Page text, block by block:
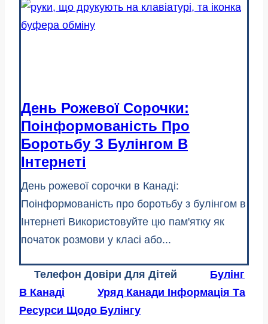
День Рожевої Сорочки:
Поінформованість Про
Боротьбу З Булінгом В
Інтернеті
День рожевої сорочки в Канаді:
Поінформованість про боротьбу з булінгом в
Інтернеті Використовуйте цю пам'ятку як
початок розмови у класі або...
Телефон Довіри Для Дітей
Булінг
В Канаді
Уряд Канади Інформація Та
Ресурси Щодо Булінгу